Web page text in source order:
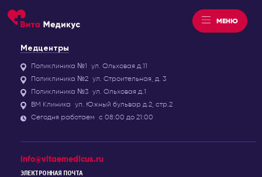
МЕНЮ
Медцентры
Поликлиника №1 ул. Ольховая д.11
Поликлиника №2 ул. Строительная, д. 3
Поликлиника №3 ул. Ольховая д.1
ВМ Клиника ул. Южный бульвар д.2, стр.2
Сегодня работаем с 08:00 до 21:00
info@vitaemedicus.ru
ЭЛЕКТРОННАЯ ПОЧТА